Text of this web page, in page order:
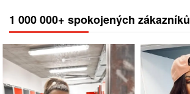
1 000 000+ spokojených zákazníků